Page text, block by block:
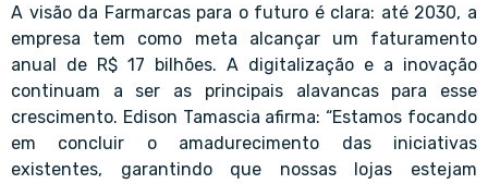
A visão da Farmarcas para o futuro é clara: até 2030, a
empresa tem como meta alcançar um faturamento
anual de R$ 17 bilhões. A digitalização e a inovação
continuam a ser as principais alavancas para esse
crescimento. Edison Tamascia afirma: “Estamos focando
em concluir o amadurecimento das iniciativas
existentes, garantindo que nossas lojas estejam